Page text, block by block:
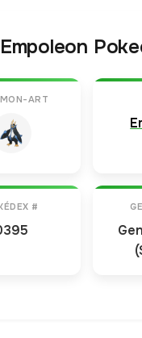
Empoleon
ART
#